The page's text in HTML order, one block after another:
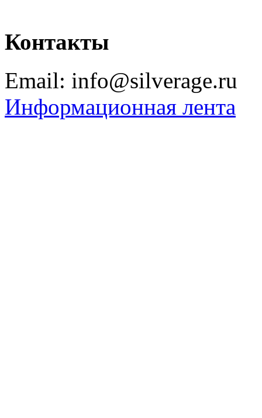
Контакты
Email: info@silverage.ru
Информационная лента